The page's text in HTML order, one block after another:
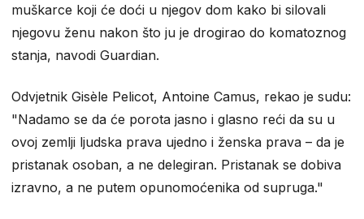
muškarce koji će doći u njegov dom kako bi silovali
njegovu ženu nakon što ju je drogirao do komatoznog
stanja, navodi Guardian.
Odvjetnik Gisèle Pelicot, Antoine Camus, rekao je sudu:
"Nadamo se da će porota jasno i glasno reći da su u
ovoj zemlji ljudska prava ujedno i ženska prava – da je
pristanak osoban, a ne delegiran. Pristanak se dobiva
izravno, a ne putem opunomoćenika od supruga."